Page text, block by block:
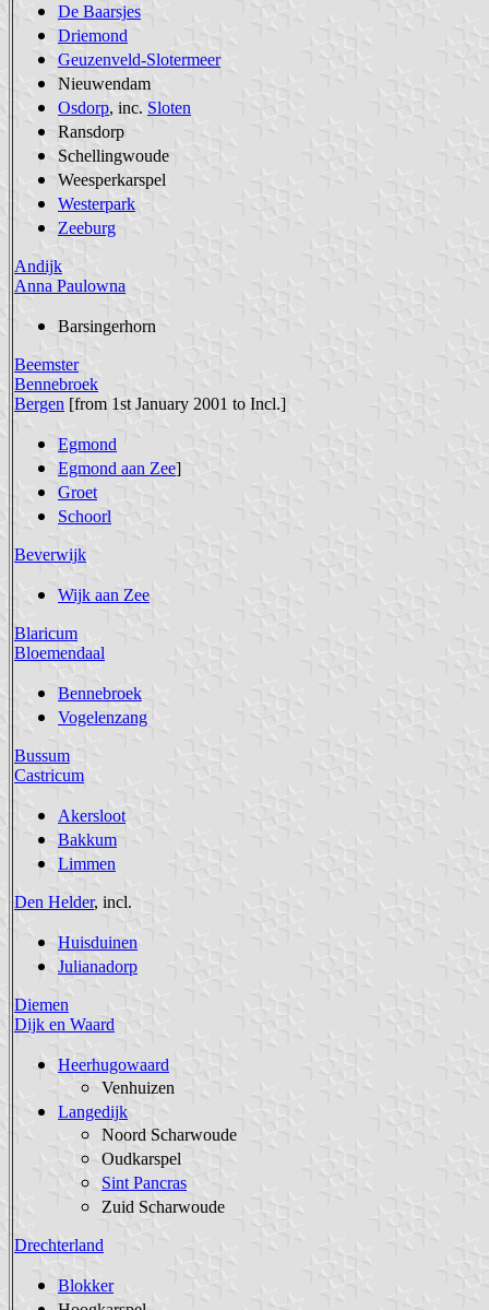
De Baarsjes
Driemond
Geuzenveld-Slotermeer
Nieuwendam
Osdorp, inc. Sloten
Ransdorp
Schellingwoude
Weesperkarspel
Westerpark
Zeeburg
Andijk
Anna Paulowna
Barsingerhorn
Beemster
Bennebroek
Bergen [from 1st January 2001 to Incl.]
Egmond
Egmond aan Zee]
Groet
Schoorl
Beverwijk
Wijk aan Zee
Blaricum
Bloemendaal
Bennebroek
Vogelenzang
Bussum
Castricum
Akersloot
Bakkum
Limmen
Den Helder, incl.
Huisduinen
Julianadorp
Diemen
Dijk en Waard
Heerhugowaard
Venhuizen
Langedijk
Noord Scharwoude
Oudkarspel
Sint Pancras
Zuid Scharwoude
Drechterland
Blokker